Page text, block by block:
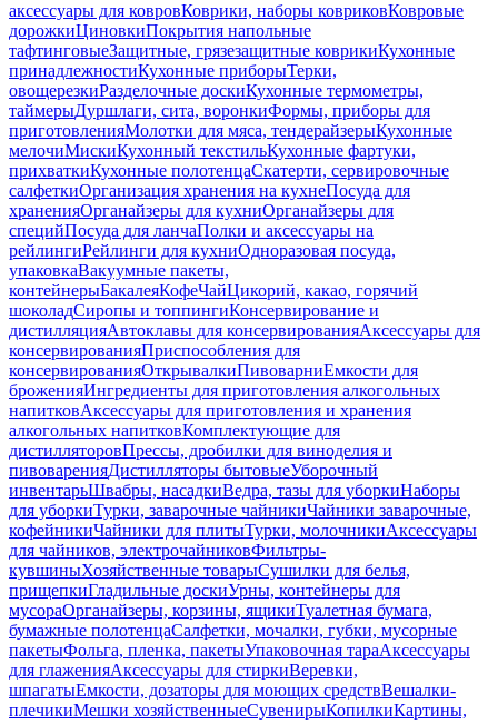
аксессуары для ковровКоврики, наборы ковриковКовровые
дорожкиЦиновкиПокрытия напольные
тафтинговыеЗащитные, грязезащитные коврикиКухонные
принадлежностиКухонные приборыТерки,
овощерезкиРазделочные доскиКухонные термометры,
таймерыДуршлаги, сита, воронкиФормы, приборы для
приготовленияМолотки для мяса, тендерайзерыКухонные
мелочиМискиКухонный текстильКухонные фартуки,
прихваткиКухонные полотенцаСкатерти, сервировочные
салфеткиОрганизация хранения на кухнеПосуда для
храненияОрганайзеры для кухниОрганайзеры для
специйПосуда для ланчаПолки и аксессуары на
рейлингиРейлинги для кухниОдноразовая посуда,
упаковкаВакуумные пакеты,
контейнерыБакалеяКофеЧайЦикорий, какао, горячий
шоколадСиропы и топпингиКонсервирование и
дистилляцияАвтоклавы для консервированияАксессуары для
консервированияПриспособления для
консервированияОткрывалкиПивоварниЕмкости для
броженияИнгредиенты для приготовления алкогольных
напитковАксессуары для приготовления и хранения
алкогольных напитковКомплектующие для
дистилляторовПрессы, дробилки для виноделия и
пивоваренияДистилляторы бытовыеУборочный
инвентарьШвабры, насадкиВедра, тазы для уборкиНаборы
для уборкиТурки, заварочные чайникиЧайники заварочные,
кофейникиЧайники для плитыТурки, молочникиАксессуары
для чайников, электрочайниковФильтры-
кувшиныХозяйственные товарыСушилки для белья,
прищепкиГладильные доскиУрны, контейнеры для
мусораОрганайзеры, корзины, ящикиТуалетная бумага,
бумажные полотенцаСалфетки, мочалки, губки, мусорные
пакетыФольга, пленка, пакетыУпаковочная тараАксессуары
для глаженияАксессуары для стиркиВеревки,
шпагатыЕмкости, дозаторы для моющих средствВешалки-
плечикиМешки хозяйственныеСувенирыКопилкиКартины,